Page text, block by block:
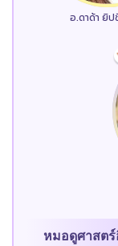
อ.ดาด้า ยิป
หมอดูศาสต